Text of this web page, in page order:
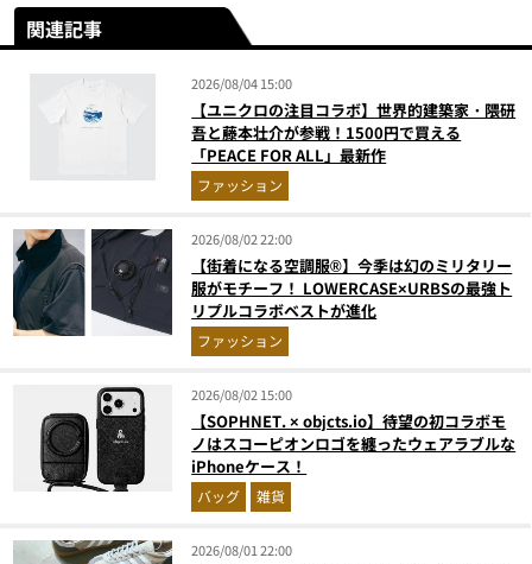
関連記事
2026/08/04 15:00
【ユニクロの注目コラボ】世界的建築家・隈研
吾と藤本壮介が参戦！1500円で買える
「PEACE FOR ALL」最新作
ファッション
2026/08/02 22:00
【街着になる空調服®】今季は幻のミリタリー
服がモチーフ！ LOWERCASE×URBSの最強ト
リプルコラボベストが進化
ファッション
2026/08/02 15:00
【SOPHNET. × objcts.io】待望の初コラボモ
ノはスコーピオンロゴを纏ったウェアラブルな
iPhoneケース！
バッグ 雑貨
2026/08/01 22:00